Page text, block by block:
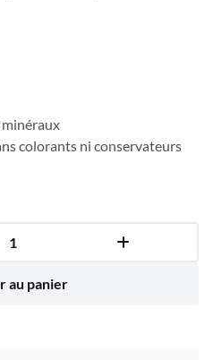
colorants ni conservateurs
au panier